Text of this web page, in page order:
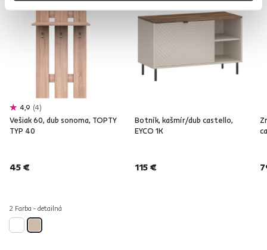
4,9 4
Vešiak 60, dub sonoma, TOPTY
TYP 40
45 €
2 Farba - detailná
Botník, kašmír/dub castello,
EYCO 1K
115 €